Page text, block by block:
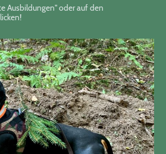
Ausbildungen" oder auf den